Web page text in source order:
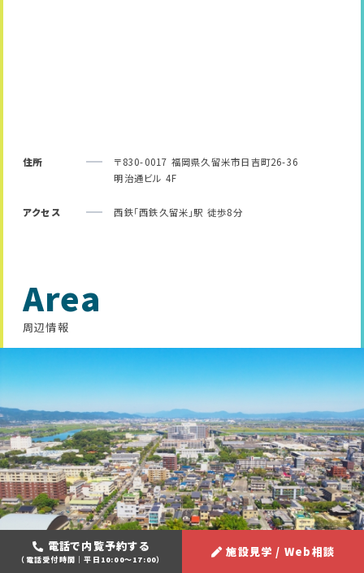
住所
〒830-0017 福岡県久留米市日吉町26-36
明治通ビル 4F
アクセス 西鉄「西鉄久留米」駅 徒歩8分
Area
周辺情報
電話で内覧予約する
（電話受付時間｜平日10:00～17:00）
施設見学 / Web相談